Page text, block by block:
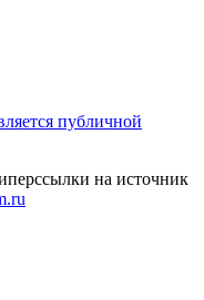
публичной
на источник